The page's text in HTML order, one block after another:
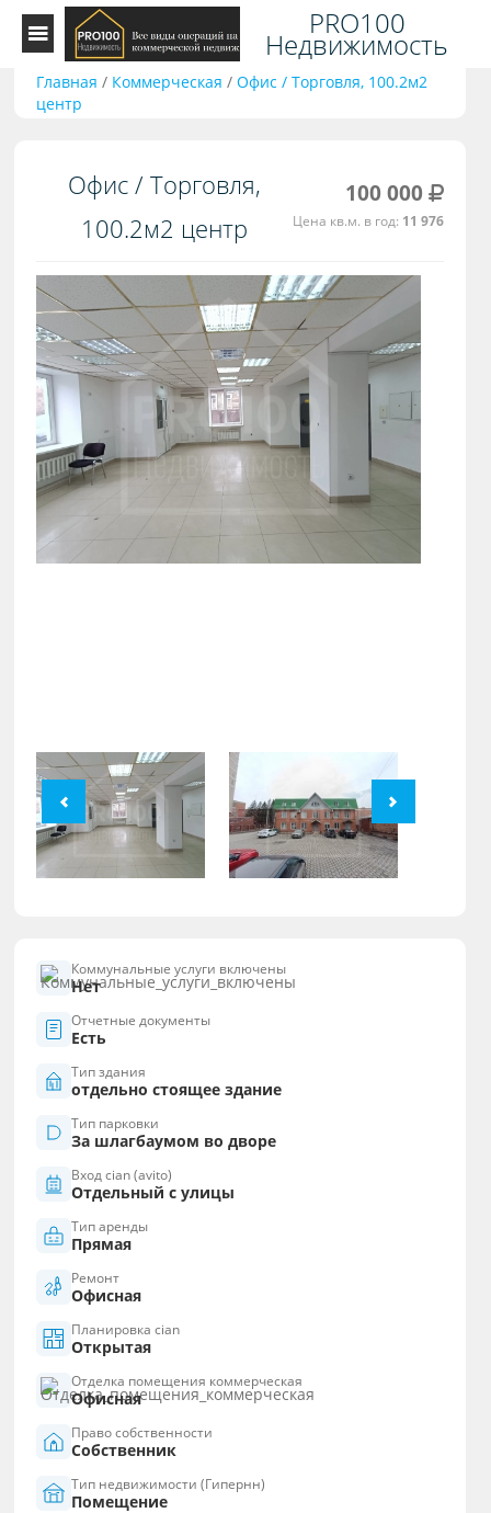
PRO100
Недвижимость
Главная / Коммерческая /Офис / Торговля, 100.2м2
центр
Офис / Торговля,
100.2м2 центр
100 000
Цена кв.м. в год: 11 976
Коммунальные услуги включены
Нет
Отчетные документы
Есть
Тип здания
отдельно стоящее здание
Тип парковки
За шлагбаумом во дворе
Вход cian (avito)
Отдельный с улицы
Тип аренды
Прямая
Ремонт
Офисная
Планировка cian
Открытая
Отделка помещения коммерческая
Офисная
Право собственности
Собственник
Тип недвижимости (Гипернн)
Помещение